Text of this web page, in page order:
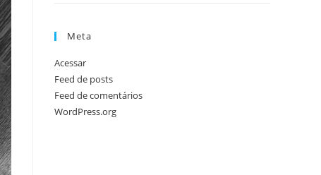
Meta
Acessar
Feed de posts
Feed de comentários
WordPress.org